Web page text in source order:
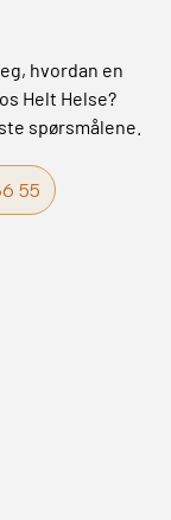
hvordan en
Helt Helse?
spørsmålene.
55